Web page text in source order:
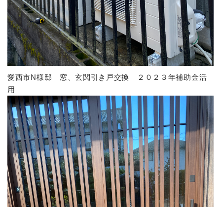
愛西市N様邸 窓、玄関引き戸交換 ２０２３年補助金活
用